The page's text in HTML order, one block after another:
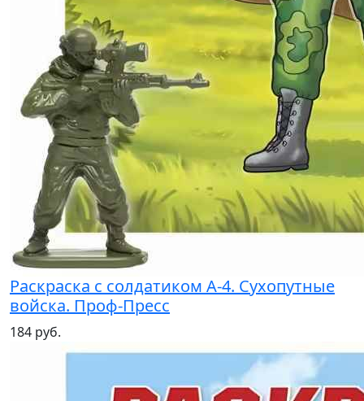
Раскраска с солдатиком А-4. Сухопутные
войска. Проф-Пресс
184 руб.